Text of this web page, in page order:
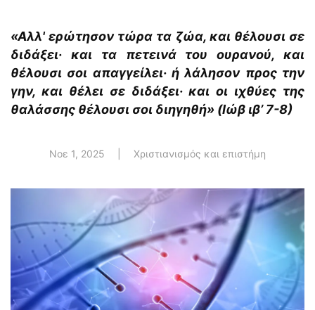
«Αλλ' ερώτησον τώρα τα ζώα, και θέλουσι σε
διδάξει· και τα πετεινά του ουρανού, και
θέλουσι σοι απαγγείλει· ή λάλησον προς την
γην, και θέλει σε διδάξει· και οι ιχθύες της
θαλάσσης θέλουσι σοι διηγηθή» (Ιώβ ιβ’ 7-8)
Νοε 1, 2025 Χριστιανισμός και επιστήμη